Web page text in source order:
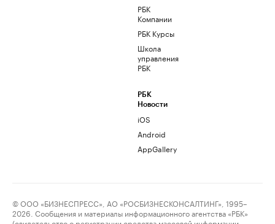
РБК
Компании
РБК Курсы
Школа
управления
РБК
РБК
Новости
iOS
Android
AppGallery
© ООО «БИЗНЕСПРЕСС», АО «РОСБИЗНЕСКОНСАЛТИНГ», 1995–
2026. Сообщения и материалы информационного агентства «РБК»